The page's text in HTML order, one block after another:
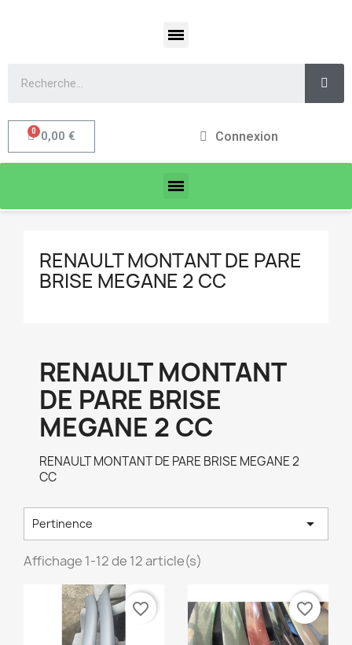
0,00 € Connexion
RENAULT MONTANT DE PARE
BRISE MEGANE 2 CC
RENAULT MONTANT
DE PARE BRISE
MEGANE 2 CC
RENAULT MONTANT DE PARE BRISE MEGANE 2
CC
Pertinence 
Affichage 1-12 de 12 article(s)
favorite_border favorite_border